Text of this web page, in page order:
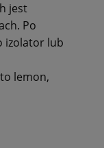
jest
Po
izolator lub
lemon,